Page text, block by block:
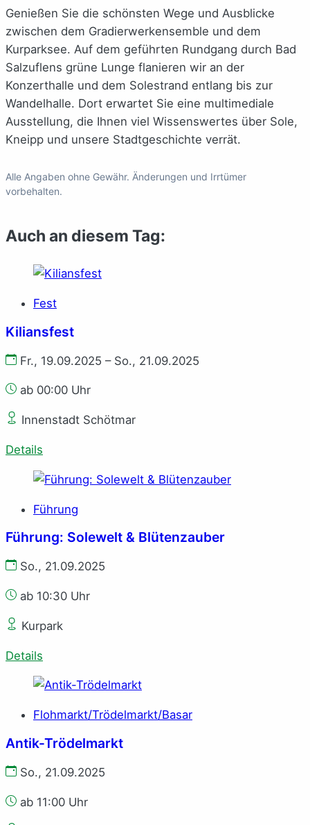
Genießen Sie die schönsten Wege und Ausblicke
zwischen dem Gradierwerkensemble und dem
Kurparksee. Auf dem geführten Rundgang durch Bad
Salzuflens grüne Lunge flanieren wir an der
Konzerthalle und dem Solestrand entlang bis zur
Wandelhalle. Dort erwartet Sie eine multimediale
Ausstellung, die Ihnen viel Wissenswertes über Sole,
Kneipp und unsere Stadtgeschichte verrät.
Alle Angaben ohne Gewähr. Änderungen und Irrtümer
vorbehalten.
Auch an diesem Tag:
Fest
Kiliansfest
Fr., 19.09.2025 – So., 21.09.2025
ab 00:00 Uhr
Innenstadt Schötmar
Details
Führung
Führung: Solewelt & Blütenzauber
So., 21.09.2025
ab 10:30 Uhr
Kurpark
Details
Flohmarkt/Trödelmarkt/Basar
Antik-Trödelmarkt
So., 21.09.2025
ab 11:00 Uhr